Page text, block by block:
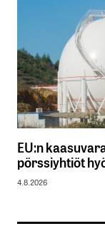
EU:n
pörssiyhtiöt
4.8.2026